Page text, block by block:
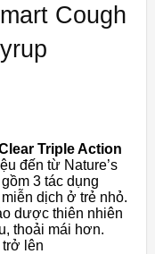
Cough
Triple Action
đến từ Nature’s
3 tác dụng
dịch ở trẻ nhỏ.
dược thiên nhiên
thoải mái hơn.
lên